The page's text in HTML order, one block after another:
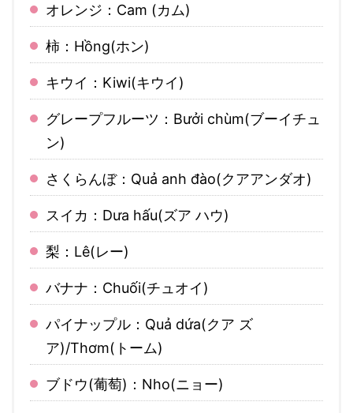
オレンジ：Cam (カム)
柿：Hồng(ホン)
キウイ：Kiwi(キウイ)
グレープフルーツ：Bưởi chùm(ブーイチュ
ン)
さくらんぼ：Quả anh đào(クアアンダオ)
スイカ：Dưa hấu(ズア ハウ)
梨：Lê(レー)
バナナ：Chuối(チュオイ)
パイナップル：Quả dứa(クア ズ
ア)/Thơm(トーム)
ブドウ(葡萄)：Nho(ニョー)